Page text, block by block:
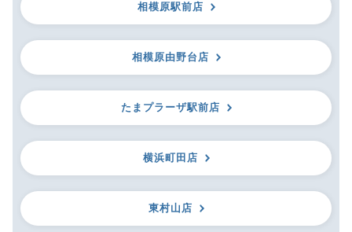
相模原駅前店
相模原由野台店
たまプラーザ駅前店
横浜町田店
東村山店